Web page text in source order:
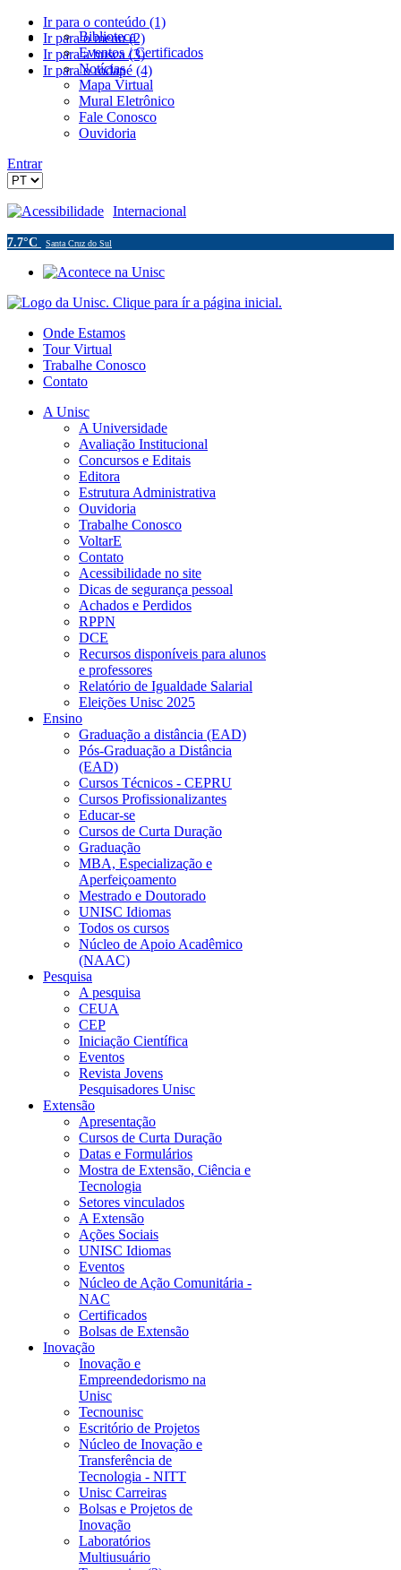
Ir para o conteúdo (1)
Ir para o menu (2)
Ir para a busca (3)
Ir para o rodapé (4)
Biblioteca
Eventos / Certificados
Notícias
Mapa Virtual
Mural Eletrônico
Fale Conosco
Ouvidoria
Entrar
Acessibilidade Internacional
7.7°C Santa Cruz do Sul
Onde Estamos
Tour Virtual
Trabalhe Conosco
Contato
A Unisc
A Universidade
Avaliação Institucional
Concursos e Editais
Editora
Estrutura Administrativa
Ouvidoria
Trabalhe Conosco
VoltarE
Contato
Acessibilidade no site
Dicas de segurança pessoal
Achados e Perdidos
RPPN
DCE
Recursos disponíveis para alunos
e professores
Relatório de Igualdade Salarial
Eleições Unisc 2025
Ensino
Graduação a distância (EAD)
Pós-Graduação a Distância
(EAD)
Cursos Técnicos - CEPRU
Cursos Profissionalizantes
Educar-se
Cursos de Curta Duração
Graduação
MBA, Especialização e
Aperfeiçoamento
Mestrado e Doutorado
UNISC Idiomas
Todos os cursos
Núcleo de Apoio Acadêmico
(NAAC)
Pesquisa
A pesquisa
CEUA
CEP
Iniciação Científica
Eventos
Revista Jovens
Pesquisadores Unisc
Extensão
Apresentação
Cursos de Curta Duração
Datas e Formulários
Mostra de Extensão, Ciência e
Tecnologia
Setores vinculados
A Extensão
Ações Sociais
UNISC Idiomas
Eventos
Núcleo de Ação Comunitária -
NAC
Certificados
Bolsas de Extensão
Inovação
Inovação e
Empreendedorismo na
Unisc
Tecnounisc
Escritório de Projetos
Núcleo de Inovação e
Transferência de
Tecnologia - NITT
Unisc Carreiras
Bolsas e Projetos de
Inovação
Laboratórios
Multiusuário